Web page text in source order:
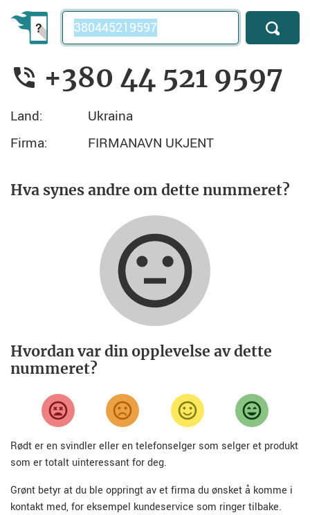
Telefonnummer
+380 44 521 9597
Land:
Ukraina
Firma:
FIRMANAVN UKJENT
Hva synes andre om dette nummeret?
Hvordan var din opplevelse av dette
nummeret?
Rødt er en svindler eller en telefonselger som selger et produkt
som er totalt uinteressant for deg.
Grønt betyr at du ble oppringt av et firma du ønsket å komme i
kontakt med, for eksempel kundeservice som ringer tilbake.